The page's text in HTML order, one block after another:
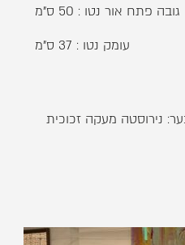
גובה פתח אור נטו : 50 ס"מ
עומק נטו : 37 ס"מ
נירוסטה מעקה זכוכית